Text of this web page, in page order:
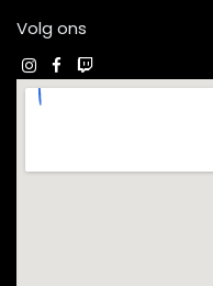
Volg ons